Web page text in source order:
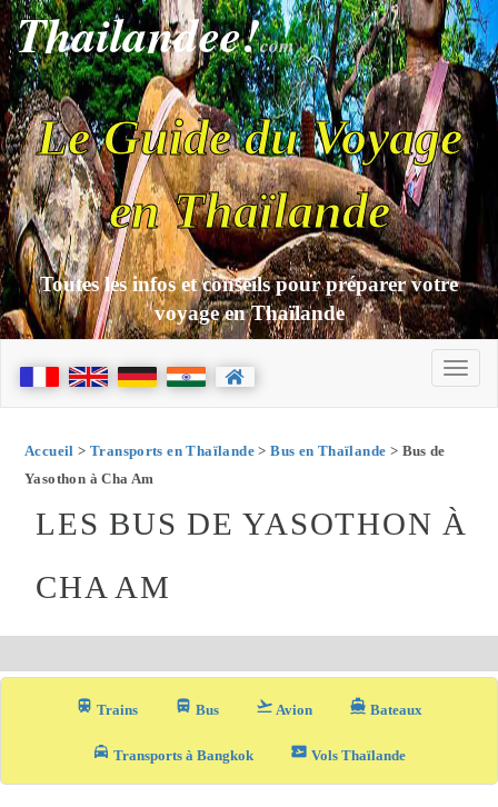
Thailandee!com
Le Guide du Voyage
en Thaïlande
Toutes les infos et conseils pour préparer votre
voyage en Thaïlande
Accueil > Transports en Thaïlande>Bus en Thaïlande > Bus de
Yasothon à Cha Am
LES BUS DE YASOTHON À
CHA AM
train Trains directions_bus_filled Bus flight_takeoff Avion directions_boat Bateaux
local_taxi Transports à Bangkok airplane_ticket Vols Thaïlande